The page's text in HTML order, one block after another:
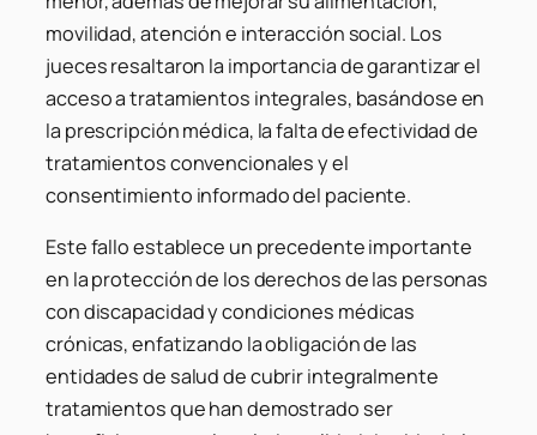
movilidad, atención e interacción social. Los
jueces resaltaron la importancia de garantizar el
acceso a tratamientos integrales, basándose en
la prescripción médica, la falta de efectividad de
tratamientos convencionales y el
consentimiento informado del paciente.
Este fallo establece un precedente importante
en la protección de los derechos de las personas
con discapacidad y condiciones médicas
crónicas, enfatizando la obligación de las
entidades de salud de cubrir integralmente
tratamientos que han demostrado ser